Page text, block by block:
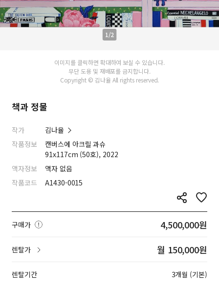
1/2
이미지를 클릭하면 확대하여 보실 수 있습니다.
무단 도용 및 재배포를 금지합니다.
Copyright © 김나율 All rights reserved.
책과 정물
작가
김나율
작품정보
캔버스에 아크릴 과슈
91x117cm (50호), 2022
액자정보
액자 없음
작품코드
A1430-0015
구매가 4,500,000원
렌탈가 월 150,000원
렌탈기간 3개월 (기본)